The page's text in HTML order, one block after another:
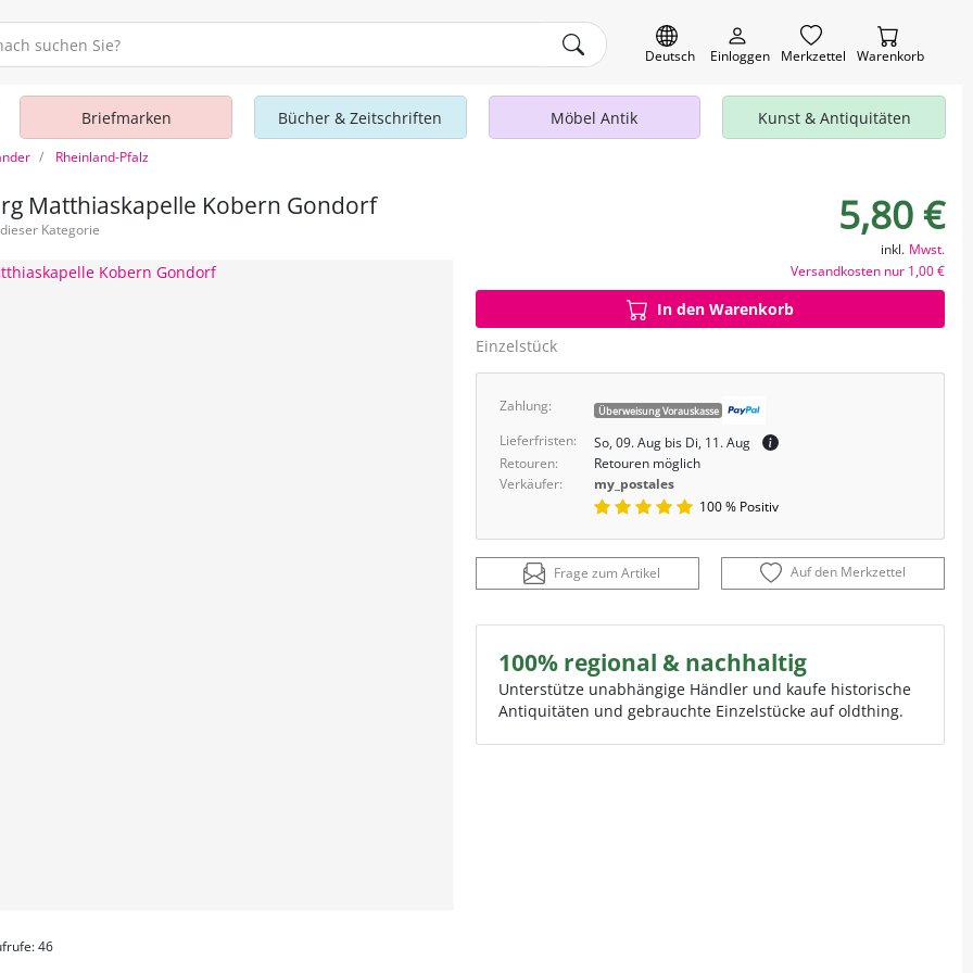
Deutsch Einloggen Merkzettel Warenkorb
Briefmarken Bücher & Zeitschriften Möbel Antik Kunst & Antiquitäten
Rheinland-Pfalz
Matthiaskapelle Kobern Gondorf
Kategorie
46
5,80 €
inkl. Mwst.
Versandkosten nur 1,00 €
In den Warenkorb
Einzelstück
Zahlung: Überweisung Vorauskasse
Lieferfristen:
So, 09. Aug bis Di, 11. Aug
Retouren:
Retouren möglich
Verkäufer:
my_postales
100 % Positiv
Frage zum Artikel Auf den Merkzettel
100% regional & nachhaltig
Unterstütze unabhängige Händler und kaufe historische
Antiquitäten und gebrauchte Einzelstücke auf oldthing.